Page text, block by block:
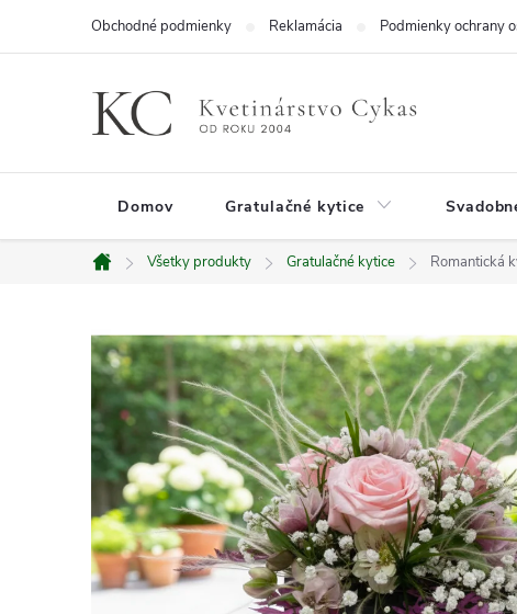
Obchodné podmienky Reklamácia Podmienky ochrany
Domov Gratulačné kytice
Domov
Všetky produkty Gratulačné kytice Romantická